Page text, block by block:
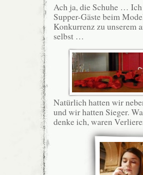
Ach ja, die Schuhe …
Supper-Gäste beim
Konkurrenz zu unserem
selbst …
Natürlich hatten wir
und wir hatten Sieger.
denke ich, waren